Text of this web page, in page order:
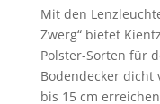
Mit den
Zwerg“ bietet
Polster-Sorten für
Bodendecker dicht
bis 15 cm